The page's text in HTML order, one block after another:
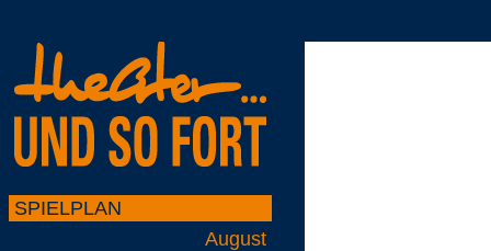
SPIELPLAN
August